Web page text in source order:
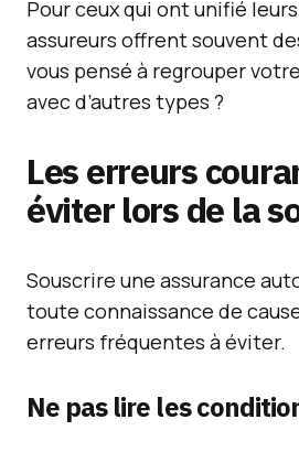
Pour ceux qui ont unifié
assureurs offrent souvent
vous pensé à regrouper
avec d’autres types ?
Les erreurs
éviter lors de la
Souscrire une assurance
toute connaissance de
erreurs fréquentes à éviter.
Ne pas lire les